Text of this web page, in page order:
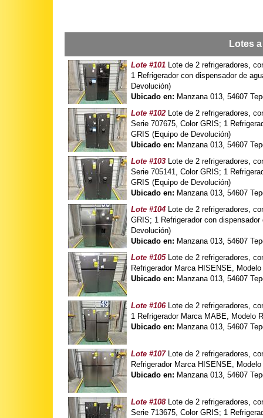
Lotes
Lote #101 Lote de 2 refrigeradores,
1 Refrigerador con dispensador de
Devolución)
Ubicado en: Manzana 013, 54607
Lote #102 Lote de 2 refrigeradores,
Serie 707675, Color GRIS; 1
GRIS (Equipo de Devolución)
Ubicado en: Manzana 013, 54607
Lote #103 Lote de 2 refrigeradores,
Serie 705141, Color GRIS; 1
GRIS (Equipo de Devolución)
Ubicado en: Manzana 013, 54607
Lote #104 Lote de 2 refrigeradores,
GRIS; 1 Refrigerador con
Devolución)
Ubicado en: Manzana 013, 54607
Lote #105Lote de 2 refrigeradores,
Refrigerador Marca HISENSE,
Ubicado en: Manzana 013, 54607
Lote #106Lote de 2 refrigeradores,
1 Refrigerador Marca MABE, Modelo
Ubicado en: Manzana 013, 54607
Lote #107Lote de 2 refrigeradores,
Refrigerador Marca HISENSE,
Ubicado en: Manzana 013, 54607
Lote #108Lote de 2 refrigeradores,
Serie 713675, Color GRIS; 1